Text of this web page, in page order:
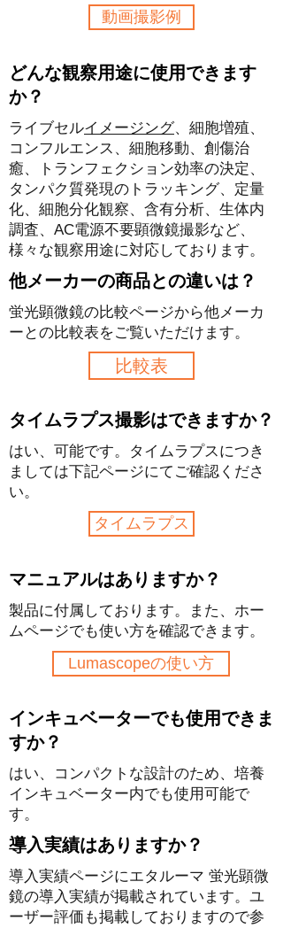
動画撮影例
どんな観察用途に使用できます
か？
ライブセルイメージング、細胞増殖、
コンフルエンス、細胞移動、創傷治
癒、トランフェクション効率の決定、
タンパク質発現のトラッキング、定量
化、細胞分化観察、含有分析、生体内
調査、AC電源不要顕微鏡撮影​など、
様々な観察用途に対応しております。
他メーカーの商品との違いは？
蛍光顕微鏡の比較ページから他メーカ
ーとの比較表をご覧いただけます。
比較表
タイムラプス撮影はできますか？
はい、可能です。タイムラプスにつき
ましては下記ページにてご確認くださ
い。
タイムラプス
マニュアルはありますか？
製品に付属しております。また、ホー
ムページでも使い方を確認できます。
Lumascopeの使い方
インキュベーターでも使用できま
すか？
はい、コンパクトな設計のため、培養
インキュベーター内でも使用可能で
す。
導入実績はありますか？
導入実績ページにエタルーマ 蛍光顕微
鏡の導入実績が掲載されています。ユ
ーザー評価も掲載しておりますので参